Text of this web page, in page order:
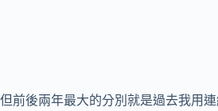
但前後兩年最大的分別就是過去我用